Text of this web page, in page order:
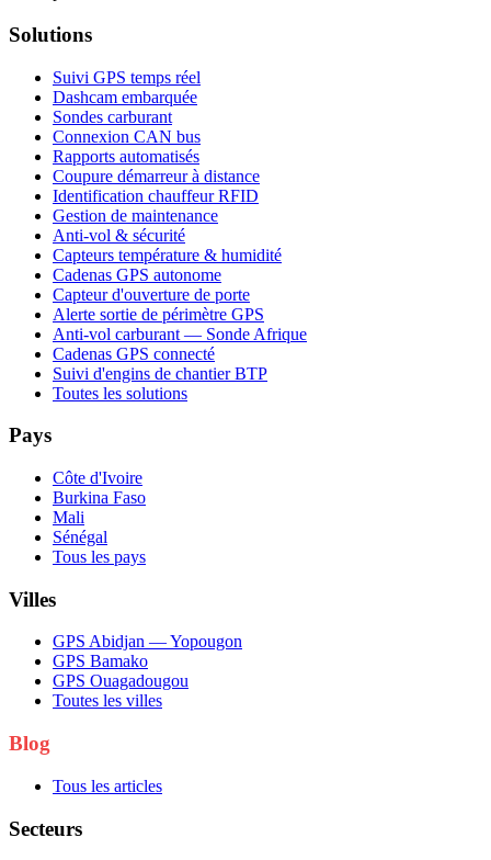
Solutions
Suivi GPS temps réel
Dashcam embarquée
Sondes carburant
Connexion CAN bus
Rapports automatisés
Coupure démarreur à distance
Identification chauffeur RFID
Gestion de maintenance
Anti-vol & sécurité
Capteurs température & humidité
Cadenas GPS autonome
Capteur d'ouverture de porte
Alerte sortie de périmètre GPS
Anti-vol carburant — Sonde Afrique
Cadenas GPS connecté
Suivi d'engins de chantier BTP
Toutes les solutions
Pays
Côte d'Ivoire
Burkina Faso
Mali
Sénégal
Tous les pays
Villes
GPS Abidjan — Yopougon
GPS Bamako
GPS Ouagadougou
Toutes les villes
Blog
Tous les articles
Secteurs